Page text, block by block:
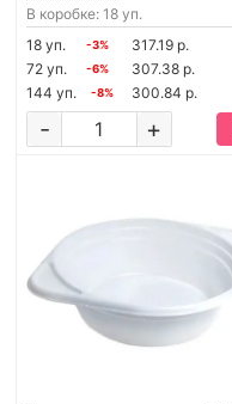
В коробке: 18 уп.
18 уп.
-3%
317.19 р.
72 уп.
-6%
307.38 р.
144 уп.
-8% 300.84 р.
+
-